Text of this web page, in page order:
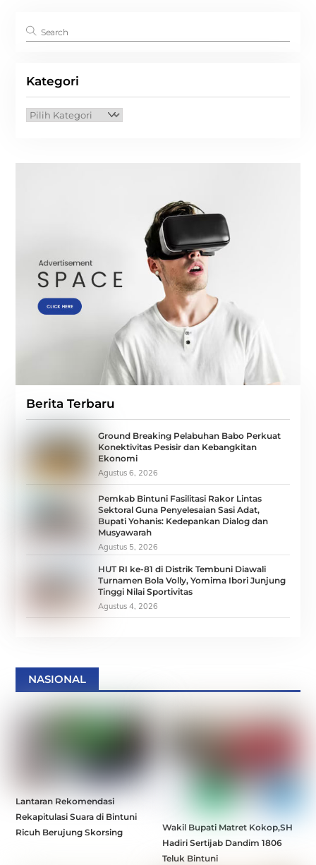
Kategori
Kategori
Berita Terbaru
Ground Breaking Pelabuhan Babo Perkuat
Konektivitas Pesisir dan Kebangkitan
Ekonomi
Agustus 6, 2026
Pemkab Bintuni Fasilitasi Rakor Lintas
Sektoral Guna Penyelesaian Sasi Adat,
Bupati Yohanis: Kedepankan Dialog dan
Musyawarah
Agustus 5, 2026
HUT RI ke-81 di Distrik Tembuni Diawali
Turnamen Bola Volly, Yomima Ibori Junjung
Tinggi Nilai Sportivitas
Agustus 4, 2026
NASIONAL
Lantaran Rekomendasi
Rekapitulasi Suara di Bintuni
Ricuh Berujung Skorsing
Wakil Bupati Matret Kokop,SH
Hadiri Sertijab Dandim 1806
Teluk Bintuni